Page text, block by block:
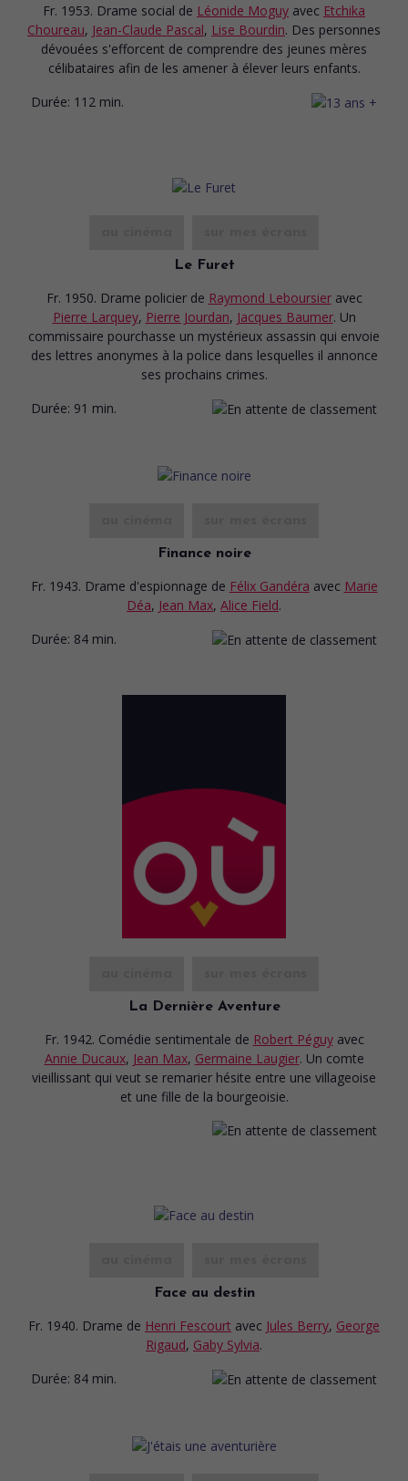
Fr. 1953. Drame social de Léonide Moguy avec Etchika
Choureau, Jean-Claude Pascal, Lise Bourdin. Des personnes
dévouées s'efforcent de comprendre des jeunes mères
célibataires afin de les amener à élever leurs enfants.
Durée: 112 min.
Le Furet
Fr. 1950. Drame policier de Raymond Leboursier avec
Pierre Larquey, Pierre Jourdan, Jacques Baumer. Un
commissaire pourchasse un mystérieux assassin qui envoie
des lettres anonymes à la police dans lesquelles il annonce
ses prochains crimes.
Durée: 91 min.
Finance noire
Fr. 1943. Drame d'espionnage de Félix Gandéra avec Marie
Déa, Jean Max, Alice Field.
Durée: 84 min.
La Dernière Aventure
Fr. 1942. Comédie sentimentale de Robert Péguy avec
Annie Ducaux, Jean Max, Germaine Laugier. Un comte
vieillissant qui veut se remarier hésite entre une villageoise
et une fille de la bourgeoisie.
Face au destin
Fr. 1940. Drame de Henri Fescourt avec Jules Berry, George
Rigaud, Gaby Sylvia.
Durée: 84 min.